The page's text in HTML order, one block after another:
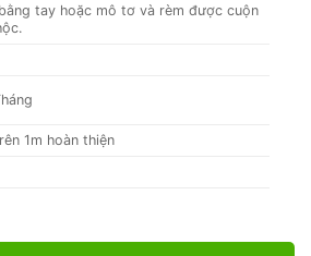
tay hoặc mô tơ và rèm được cuộn
1m hoàn thiện